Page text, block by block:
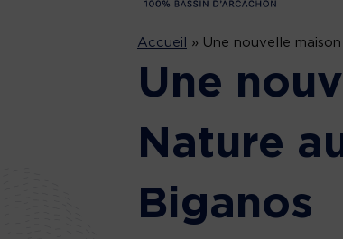
Accueil » Une nouvelle
Une
Nature
Biganos